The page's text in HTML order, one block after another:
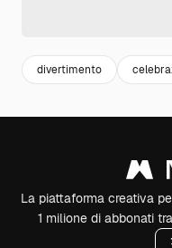
divertimento
La piattaforma creativa
1 milione di abbonati